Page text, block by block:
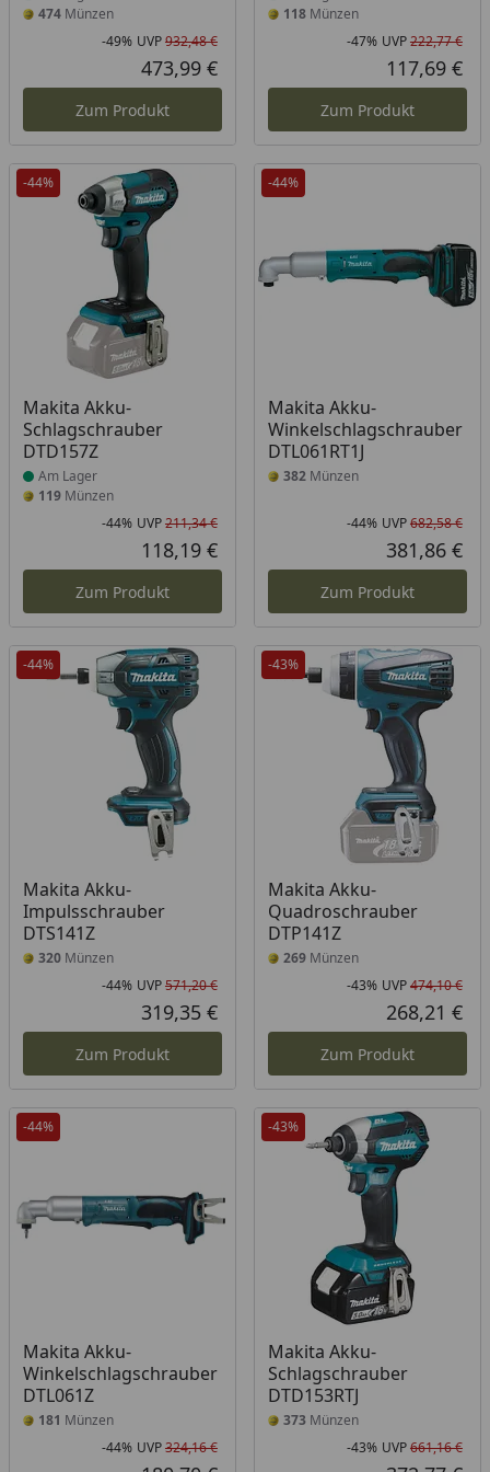
474 Münzen
Rabatt in Prozent
-49%
Ursprünglicher Preis
UVP932,48 €
Aktueller Preis
473,99 €
Zum Produkt
118Münzen
-47% UVP222,77 €
117,69 €
Zum Produkt
-44%
Makita Akku-
Schlagschrauber
DTD157Z
Produkt am Lager
Am Lager
119 Münzen
Rabatt in Prozent
-44%
Ursprünglicher Preis
UVP211,34 €
Aktueller Preis
118,19 €
Zum Produkt
-44%
Makita Akku-
Winkelschlagschrauber
DTL061RT1J
382Münzen
-44% UVP682,58 €
381,86 €
Zum Produkt
-44%
Makita Akku-
Impulsschrauber
DTS141Z
320 Münzen
Rabatt in Prozent
-44%
Ursprünglicher Preis
UVP571,20 €
Aktueller Preis
319,35 €
Zum Produkt
-43%
Makita Akku-
Quadroschrauber
DTP141Z
269Münzen
-43% UVP474,10 €
268,21 €
Zum Produkt
-44%
Makita Akku-
Winkelschlagschrauber
DTL061Z
181 Münzen
Rabatt in Prozent
-44%
Ursprünglicher Preis
UVP324,16 €
-43%
Makita Akku-
Schlagschrauber
DTD153RTJ
373Münzen
-43% UVP661,16 €